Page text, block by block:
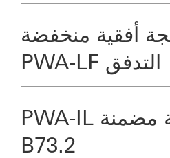
أفقية منخفضة
التدفق PWA-LF
مضخة معالجة مضمنة PWA-IL
B73.2